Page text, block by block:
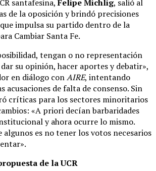
santafesina,Felipe Michlig, salió al
de la oposición y brindó precisiones
impulsa su partido dentro de la
Cambiar Santa Fe.
tengan o no representación
su opinión, hacer aportes y debatir»,
en diálogo conAIRE, intentando
acusaciones de falta de consenso. Sin
críticas para los sectores minoritarios
«A priori decían barbaridades
y ahora ocurre lo mismo.
algunos es no tener los votos necesarios
de la UCR